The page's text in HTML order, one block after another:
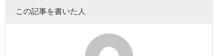
この記事を書いた人